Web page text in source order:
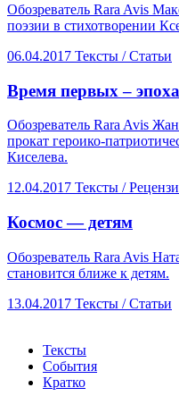
Обозреватель Rara Avis
поэзии в стихотворении
06.04.2017 Тексты /Статьи
​Время первых –
Обозреватель Rara Avis
прокат героико-
Киселева.
12.04.2017 Тексты /
​Космос — детям
Обозреватель Rara Avis
становится ближе к детям.
13.04.2017 Тексты /Статьи
Тексты
События
Кратко